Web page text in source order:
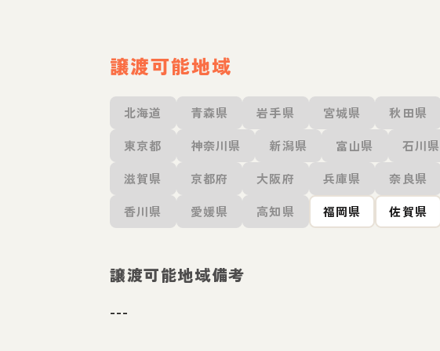
譲渡可能地域
北海道 青森県 岩手県 宮城県 秋田県
東京都
神奈川県 新潟県 富山県 石川県
滋賀県
京都府 大阪府 兵庫県 奈良県
香川県
愛媛県 高知県 福岡県 佐賀県
譲渡可能地域備考
---